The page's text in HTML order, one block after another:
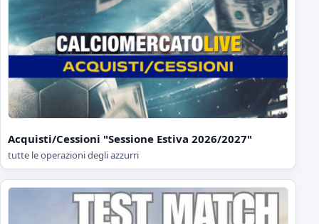
Acquisti/Cessioni "Sessione Estiva 2026/2027"
tutte le operazioni degli azzurri